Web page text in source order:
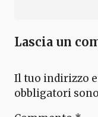
Lascia un
Il tuo indirizzo
obbligatori